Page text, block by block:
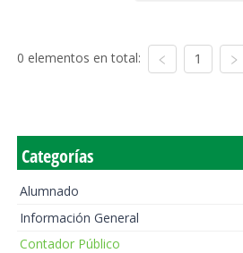
0 elementos en total: 1
Categorías
Alumnado
Información General
Contador Público